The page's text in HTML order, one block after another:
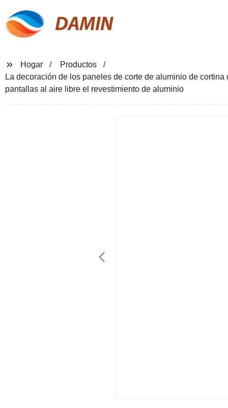
DAMIN
Hogar
Productos
La decoración de los paneles de corte de aluminio de
pantallas al aire libre el revestimiento de aluminio